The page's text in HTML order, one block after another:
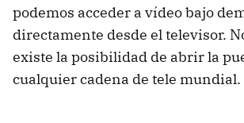
podemos acceder a vídeo bajo
directamente desde el televisor.
existe la posibilidad de abrir la
cualquier cadena de tele mundial.